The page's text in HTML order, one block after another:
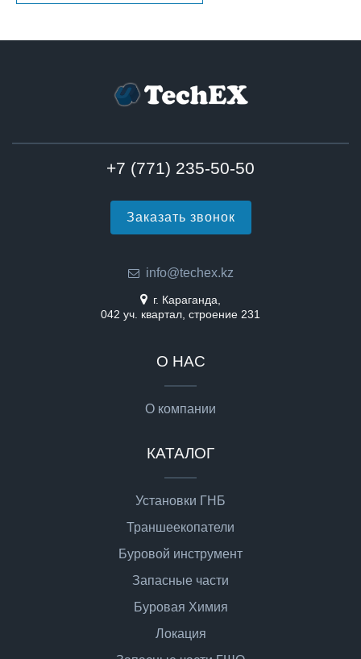
+7 (771) 235-50-50
Заказать звонок
info@techex.kz
г. Караганда,
042 уч. квартал, строение 231
О НАС
О компании
КАТАЛОГ
Установки ГНБ
Траншеекопатели
Буровой инструмент
Запасные части
Буровая Химия
Локация